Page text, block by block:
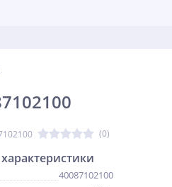
(0)
40087102100